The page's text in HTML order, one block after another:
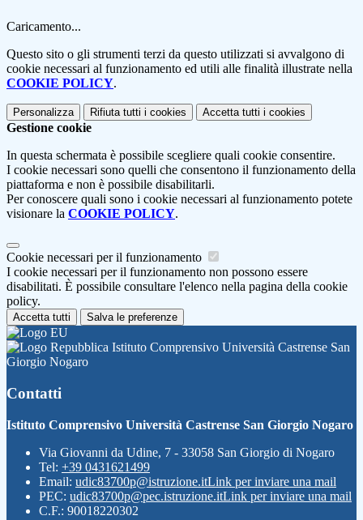
Caricamento...
Questo sito o gli strumenti terzi da questo utilizzati si avvalgono di
cookie necessari al funzionamento ed utili alle finalità illustrate nella
COOKIE POLICY.
Personalizza Rifiuta tutti i cookies Accetta tutti i cookies
Gestione cookie
In questa schermata è possibile scegliere quali cookie consentire.
I cookie necessari sono quelli che consentono il funzionamento della
piattaforma e non è possibile disabilitarli.
Per conoscere quali sono i cookie necessari al funzionamento potete
visionare la COOKIE POLICY.
Cookie necessari per il funzionamento
I cookie necessari per il funzionamento non possono essere
disabilitati. È possibile consultare l'elenco nella pagina della cookie
policy.
Accetta tutti Salva le preferenze
Istituto Comprensivo Università Castrense San
Giorgio Nogaro
Contatti
Istituto Comprensivo Università Castrense San Giorgio Nogaro
Via Giovanni da Udine, 7 - 33058 San Giorgio di Nogaro
Tel: +39 0431621499
Email: udic83700p@istruzione.itLink per inviare una mail
PEC: udic83700p@pec.istruzione.itLink per inviare una mail
C.F.: 90018220302